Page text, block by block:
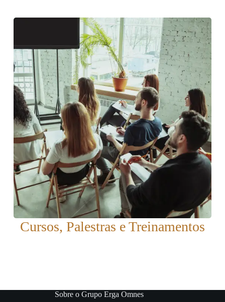
Cursos, Palestras e Treinamentos
Sobre o Grupo Erga Omnes